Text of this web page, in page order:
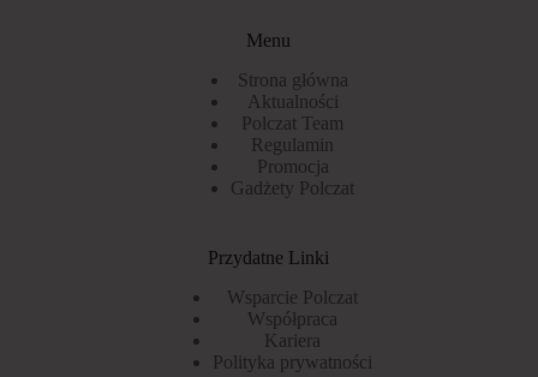
Menu
Strona główna
Aktualności
Polczat Team
Regulamin
Promocja
Gadżety Polczat
Przydatne Linki
Wsparcie Polczat
Współpraca
Kariera
Polityka prywatności